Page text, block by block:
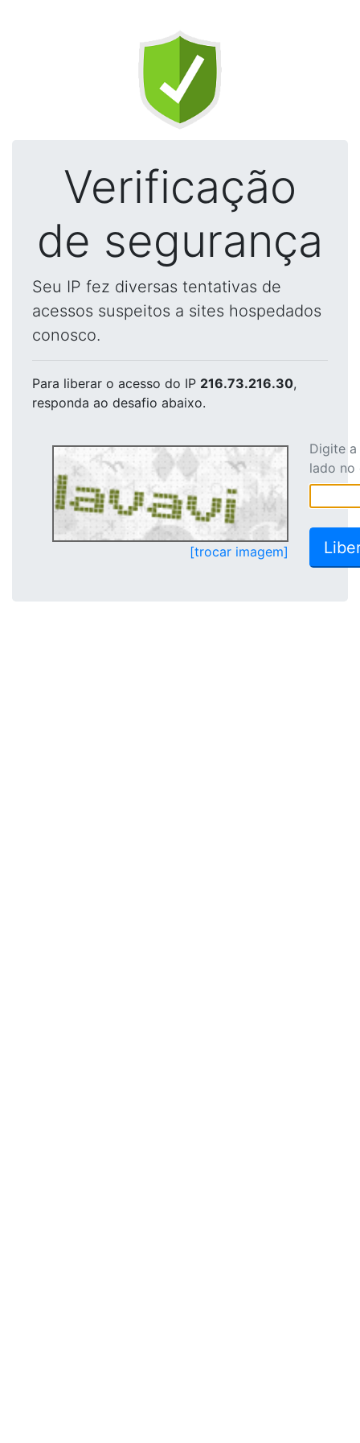
Verificação
de segurança
Seu IP fez diversas tentativas de
acessos suspeitos a sites hospedados
conosco.
Para liberar o acesso do IP 216.73.216.30,
responda ao desafio abaixo.
[trocar imagem]
Digite
lado no